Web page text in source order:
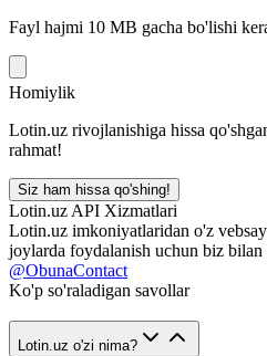
Fayl hajmi 10 MB gacha bo'lishi
Homiylik
Lotin.uz rivojlanishiga hissa
rahmat!
Siz ham hissa qo'shing!
Lotin.uz API Xizmatlari
Lotin.uz imkoniyatlaridan o'z
joylarda foydalanish uchun biz bilan
@ObunaContact
Ko'p so'raladigan savollar
Lotin.uz o'zi nima?